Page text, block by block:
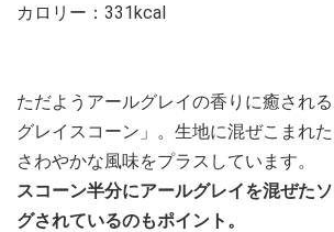
カロリー：331kcal
ただようアールグレイの香りに癒され
グレイスコーン」。生地に混ぜこまれた
さわやかな風味をプラスしています。
スコーン半分にアールグレイを混ぜた
グされているのもポイント。